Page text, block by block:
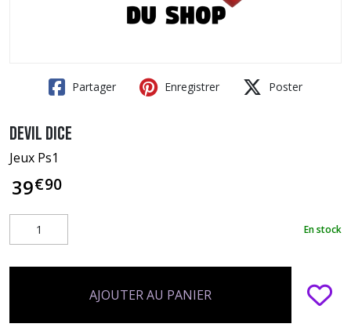
Partager Enregistrer Poster
Devil Dice
Jeux Ps1
39€90
En stock
AJOUTER AU PANIER